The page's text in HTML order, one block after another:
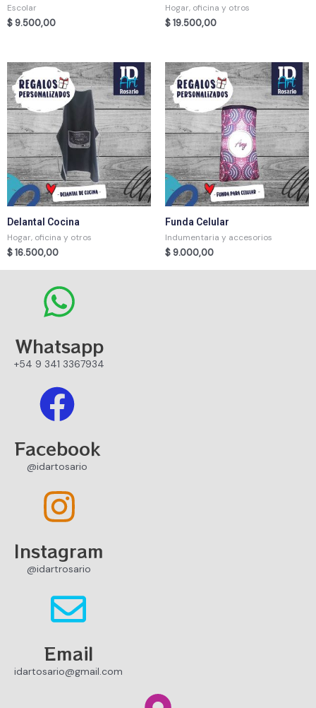
Escolar
$9.500,00
Hogar, oficina y otros
$19.500,00
Delantal Cocina
Hogar, oficina y otros
$16.500,00
Funda Celular
Indumentaria y accesorios
$9.000,00
Whatsapp
+54 9 341 3367934
Facebook
@idartosario
Instagram
@idartrosario
Email
idartosario@gmail.com